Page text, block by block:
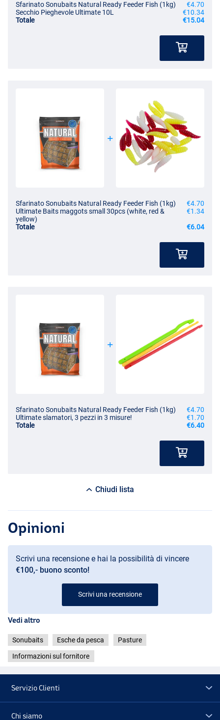
Sfarinato Sonubaits Natural Ready Feeder Fish (1kg)
€4.70
Secchio Pieghevole Ultimate 10L
€10.34
Totale
€15.04
Sfarinato Sonubaits Natural Ready Feeder Fish (1kg)
€4.70
Ultimate Baits maggots small 30pcs (white, red &
yellow)
€1.34
Totale
€6.04
Sfarinato Sonubaits Natural Ready Feeder Fish (1kg)
€4.70
Ultimate slamatori, 3 pezzi in 3 misure!
€1.70
Totale
€6.40
Chiudi lista
Opinioni
Scrivi una recensione e hai la possibilità di vincere
€100,- buono sconto!
Scrivi una recensione
Vedi altro
Sonubaits Esche da pesca Pasture
Informazioni sul fornitore
Servizio Clienti
Chi siamo